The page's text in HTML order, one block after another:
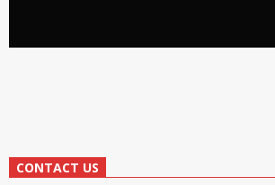
CONTACT US